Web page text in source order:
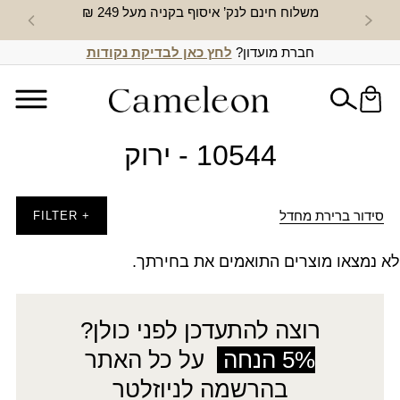
משלוח חינם לנק’ איסוף בקניה מעל 249 ₪ חדש
חברת מועדון? לחץ כאן לבדיקת נקודות
10544 - ירוק
סידור ברירת מחדל + FILTER
לא נמצאו מוצרים התואמים את בחירתך.
רוצה להתעדכן לפני כולן?
5% הנחה
על כל האתר
בהרשמה לניוזלטר